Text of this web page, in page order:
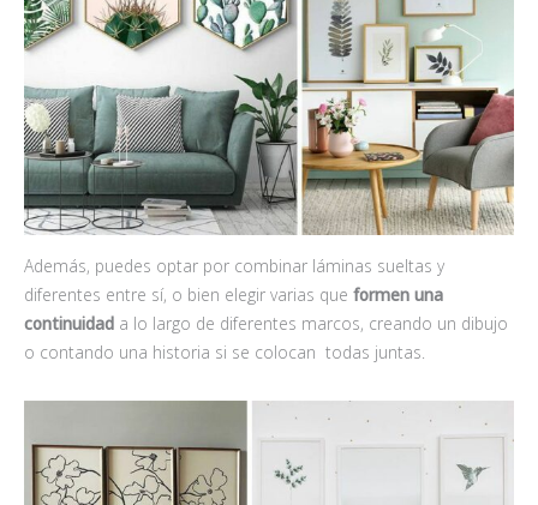
Además, puedes optar por combinar láminas sueltas y
diferentes entre sí, o bien elegir varias que formen una
continuidad a lo largo de diferentes marcos, creando un dibujo
o contando una historia si se colocan todas juntas.